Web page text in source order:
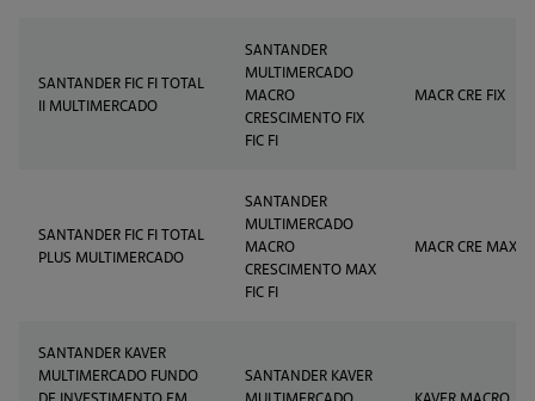
SANTANDER FIC FI TOTAL
II MULTIMERCADO
SANTANDER
MULTIMERCADO
MACRO
CRESCIMENTO FIX
FIC FI
MACR CRE FIX
SANTANDER FIC FI TOTAL
PLUS MULTIMERCADO
SANTANDER
MULTIMERCADO
MACRO
CRESCIMENTO MAX
FIC FI
MACR CRE MAX
SANTANDER KAVER
MULTIMERCADO FUNDO
SANTANDER KAVER